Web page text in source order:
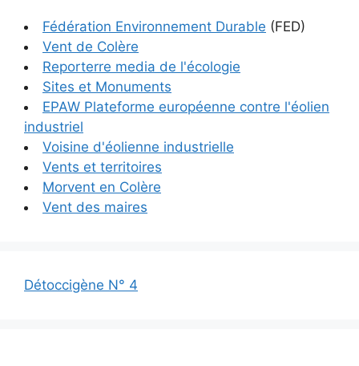
Fédération Environnement Durable (FED)
Vent de Colère
Reporterre media de l'écologie
Sites et Monuments
EPAW Plateforme européenne contre l'éolien
industriel
Voisine d'éolienne industrielle
Vents et territoires
Morvent en Colère
Vent des maires
Détoccigène N° 4